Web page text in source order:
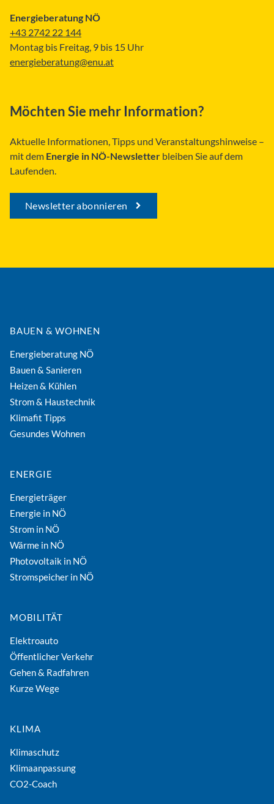
Energieberatung NÖ
+43 2742 22 144
Montag bis Freitag, 9 bis 15 Uhr
energieberatung@enu.at
Möchten Sie mehr Information?
Aktuelle Informationen, Tipps und Veranstaltungshinweise –
mit dem Energie in NÖ-Newsletter bleiben Sie auf dem
Laufenden.
Newsletter abonnieren
BAUEN & WOHNEN
Energieberatung NÖ
Bauen & Sanieren
Heizen & Kühlen
Strom & Haustechnik
Klimafit Tipps
Gesundes Wohnen
ENERGIE
Energieträger
Energie in NÖ
Strom in NÖ
Wärme in NÖ
Photovoltaik in NÖ
Stromspeicher in NÖ
MOBILITÄT
Elektroauto
Öffentlicher Verkehr
Gehen & Radfahren
Kurze Wege
KLIMA
Klimaschutz
Klimaanpassung
CO2-Coach